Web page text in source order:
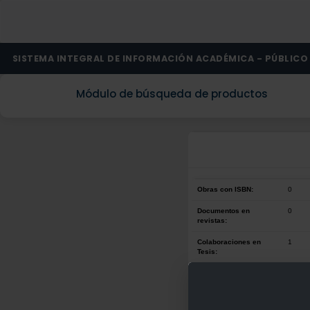
SISTEMA INTEGRAL DE INFORMACIÓN ACADÉMICA - PÚBLICO
Módulo de búsqueda de productos
Obras con ISBN: 0
Documentos en
revistas:
0
Colaboraciones en
Tesis:
1